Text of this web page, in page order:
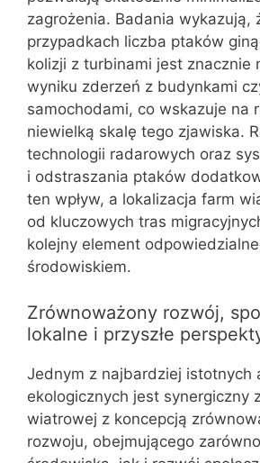
zagrożenia. Badania wykazują,
przypadkach liczba ptaków
kolizji z turbinami jest znacznie
wyniku zderzeń z budynkami
samochodami, co wskazuje na
niewielką skalę tego zjawiska.
technologii radarowych oraz
i odstraszania ptaków
ten wpływ, a lokalizacja farm
od kluczowych tras
kolejny element
środowiskiem.
Zrównoważony rozwój,
lokalne i przyszłe
Jednym z najbardziej istotnych
ekologicznych jest synergiczny
wiatrowej z koncepcją
rozwoju, obejmującego